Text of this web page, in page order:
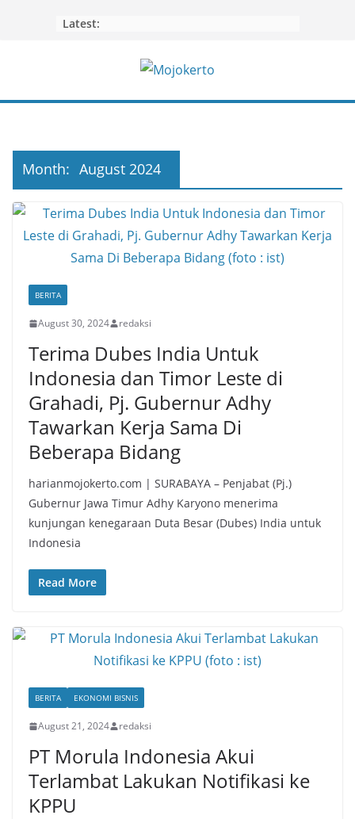
Latest:
Month: August 2024
BERITA
August 30, 2024 redaksi
Terima Dubes India Untuk
Indonesia dan Timor Leste di
Grahadi, Pj. Gubernur Adhy
Tawarkan Kerja Sama Di
Beberapa Bidang
harianmojokerto.com | SURABAYA – Penjabat (Pj.)
Gubernur Jawa Timur Adhy Karyono menerima
kunjungan kenegaraan Duta Besar (Dubes) India untuk
Indonesia
Read More
BERITA EKONOMI BISNIS
August 21, 2024 redaksi
PT Morula Indonesia Akui
Terlambat Lakukan Notifikasi ke
KPPU